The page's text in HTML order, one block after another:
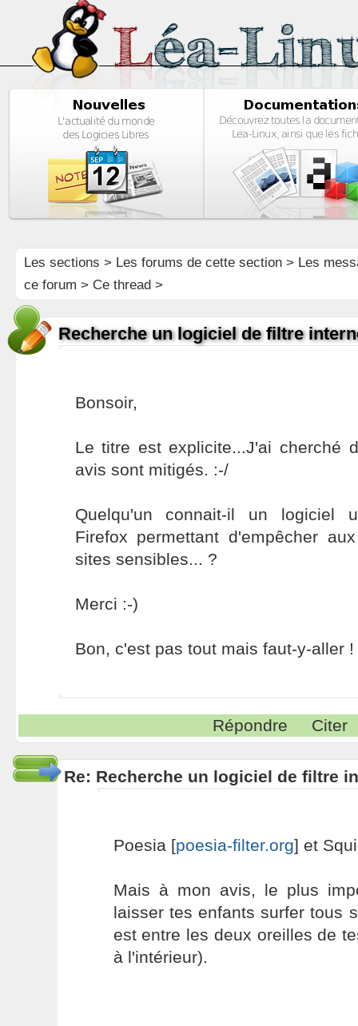
Les sections > Les forums de cette section> Les
ce forum > Ce thread >
Recherche un logiciel de filtre
Bonsoir,
Le titre est explicite...J'ai cherché
avis sont mitigés. :-/
Quelqu'un connait-il un logiciel
Firefox permettant d'empêcher
sites sensibles... ?
Merci :-)
Bon, c'est pas tout mais faut-y-aller !
Répondre Citer
Re: Recherche un logiciel de filtre
Poesia [poesia-filter.org] et
Mais à mon avis, le plus
laisser tes enfants surfer tous
est entre les deux oreilles de
à l'intérieur).